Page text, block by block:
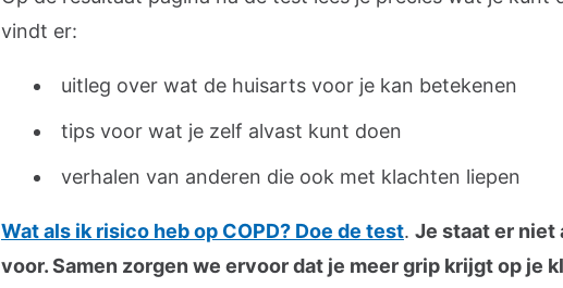
vindt er:
uitleg over wat de huisarts voor je kan betekenen
tips voor wat je zelf alvast kunt doen
verhalen van anderen die ook met klachten liepen
Wat als ik risico heb op COPD? Doe de test. Je staat er niet
voor. Samen zorgen we ervoor dat je meer grip krijgt op je